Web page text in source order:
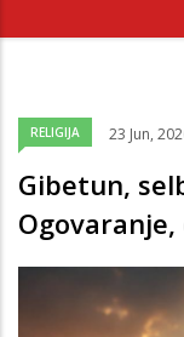
RELIGIJA 23 Jun,
Gibetun,